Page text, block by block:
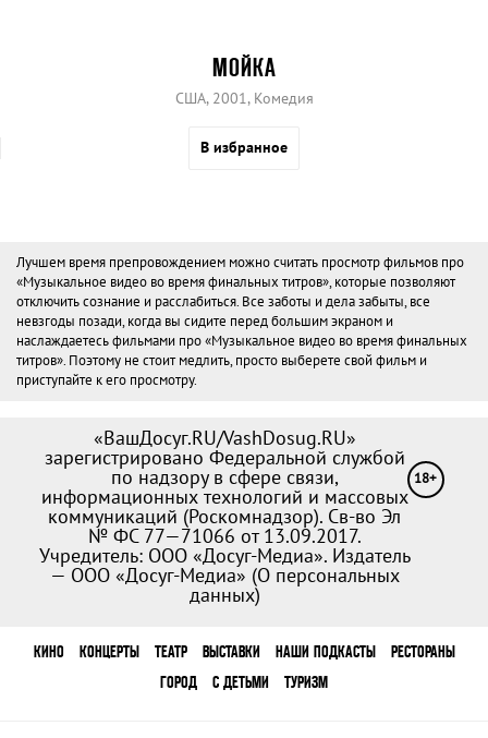
МОЙКА
США, 2001, Комедия
В избранное
Лучшем время препровождением можно считать просмотр фильмов про
«Музыкальное видео во время финальных титров», которые позволяют
отключить сознание и расслабиться. Все заботы и дела забыты, все
невзгоды позади, когда вы сидите перед большим экраном и
наслаждаетесь фильмами про «Музыкальное видео во время финальных
титров». Поэтому не стоит медлить, просто выберете свой фильм и
приступайте к его просмотру.
«ВашДосуг.RU/VashDosug.RU»
зарегистрировано Федеральной службой
по надзору в сфере связи,
информационных технологий и массовых
коммуникаций (Роскомнадзор). Св-во Эл
№ ФС 77—71066 от 13.09.2017.
Учредитель: ООО «Досуг-Медиа». Издатель
— ООО «Досуг-Медиа» (О персональных
данных)
18+
КИНО КОНЦЕРТЫ ТЕАТР ВЫСТАВКИ НАШИ ПОДКАСТЫ
РЕСТОРАНЫ
ГОРОД
С ДЕТЬМИ ТУРИЗМ